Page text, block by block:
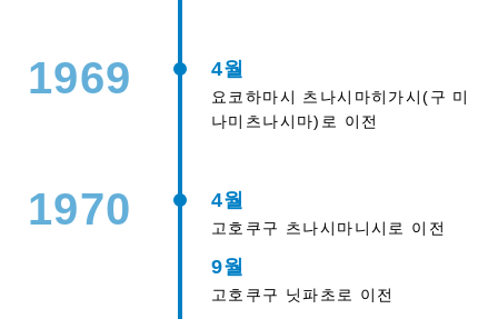
1969 4월
요코하마시 츠나시마히가시(구 미
나미츠나시마)로 이전
1970 4월
고호쿠구 츠나시마니시로 이전
9월
고호쿠구 닛파초로 이전